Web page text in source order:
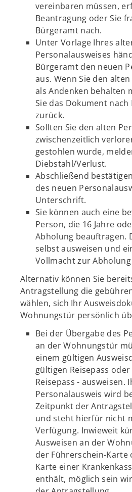
vereinbaren müssen,
Beantragung oder Sie
Bürgeramt nach.
Unter Vorlage Ihres
Personalausweises
Bürgeramt den neuen
aus. Wenn Sie den
als Andenken behalten
Sie das Dokument
zurück.
Sollten Sie den alten
zwischenzeitlich
gestohlen wurde,
Diebstahl/Verlust.
Abschließend
des neuen
Unterschrift.
Sie können auch eine
Person, die 16 Jahre
Abholung beauftragen.
selbst ausweisen und
Vollmacht zur
Alternativ können Sie
Antragstellung die
wählen, sich Ihr
Wohnungstür persönlich
Bei der Übergabe des
an der Wohnungstür
einem gültigen
gültigen Reisepass
Reisepass - ausweisen.
Personalausweis wird
Zeitpunkt der
und steht hierfür nicht
Verfügung. Inwieweit
Ausweisen an der
der Führerschein-
Karte einer
enthält, möglich sein